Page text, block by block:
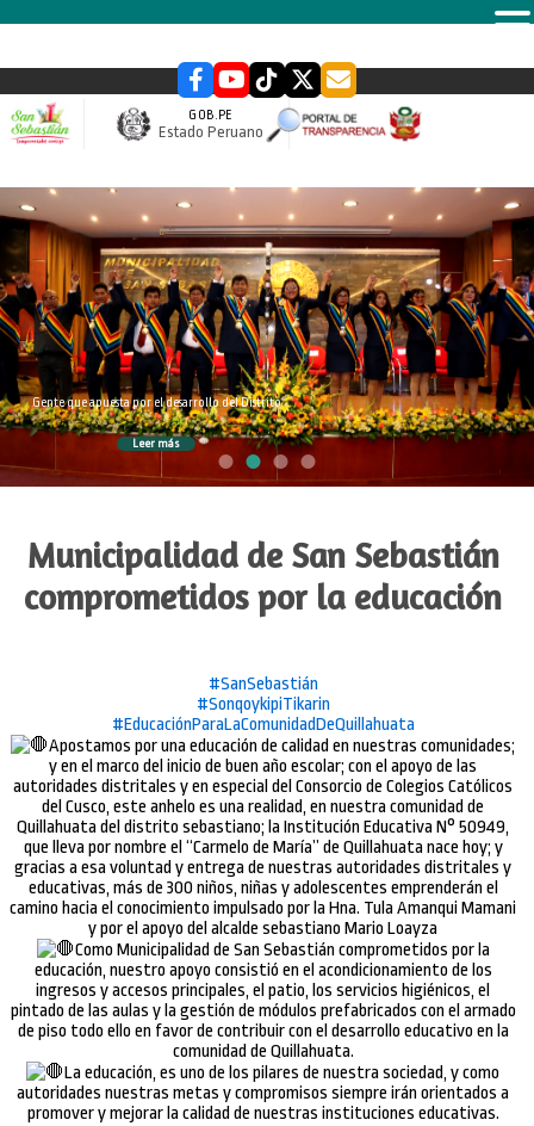
GOB.PE
Estado Peruano
slider
Gente que apuesta por el desarrollo del Distrito
Leer más
Municipalidad de San Sebastián
comprometidos por la educación
#SanSebastián
#SonqoykipiTikarin
#EducaciónParaLaComunidadDeQuillahuata
Apostamos por una educación de calidad en nuestras comunidades;
y en el marco del inicio de buen año escolar; con el apoyo de las
autoridades distritales y en especial del Consorcio de Colegios Católicos
del Cusco, este anhelo es una realidad, en nuestra comunidad de
Quillahuata del distrito sebastiano; la Institución Educativa N° 50949,
que lleva por nombre el “Carmelo de María” de Quillahuata nace hoy; y
gracias a esa voluntad y entrega de nuestras autoridades distritales y
educativas, más de 300 niños, niñas y adolescentes emprenderán el
camino hacia el conocimiento impulsado por la Hna. Tula Amanqui Mamani
y por el apoyo del alcalde sebastiano Mario Loayza
Como Municipalidad de San Sebastián comprometidos por la
educación, nuestro apoyo consistió en el acondicionamiento de los
ingresos y accesos principales, el patio, los servicios higiénicos, el
pintado de las aulas y la gestión de módulos prefabricados con el armado
de piso todo ello en favor de contribuir con el desarrollo educativo en la
comunidad de Quillahuata.
La educación, es uno de los pilares de nuestra sociedad, y como
autoridades nuestras metas y compromisos siempre irán orientados a
promover y mejorar la calidad de nuestras instituciones educativas.